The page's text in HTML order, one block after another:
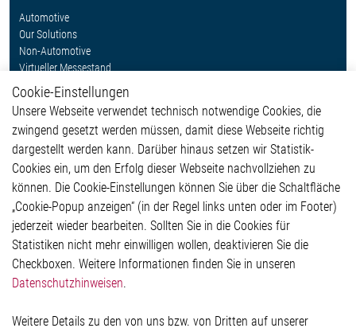
Automotive
Our Solutions
Non-Automotive
Virtueller Messestand
Weitere Links
Glossar
Kontakt
Hinweisgeberschutzsystem
Rechtliches
Impressum
Datenschutzerklärung
Cookie-Popup anzeigen
Cookie-Einstellungen
Unsere Webseite verwendet technisch notwendige Cookies, die
zwingend gesetzt werden müssen, damit diese Webseite richtig
dargestellt werden kann. Darüber hinaus setzen wir Statistik-
Cookies ein, um den Erfolg dieser Webseite nachvollziehen zu
können. Die Cookie-Einstellungen können Sie über die Schaltfläche
„Cookie-Popup anzeigen“ (in der Regel links unten oder im Footer)
jederzeit wieder bearbeiten. Sollten Sie in die Cookies für
Statistiken nicht mehr einwilligen wollen, deaktivieren Sie die
Checkboxen. Weitere Informationen finden Sie in unseren
Datenschutzhinweisen.
Weitere Details zu den von uns bzw. von Dritten auf unserer